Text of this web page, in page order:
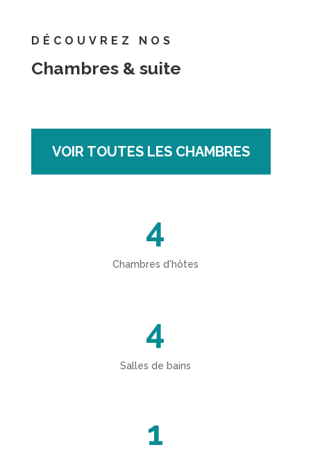
DÉCOUVREZ NOS
Chambres & suite
VOIR TOUTES LES CHAMBRES
4
Chambres d'hôtes
4
Salles de bains
1